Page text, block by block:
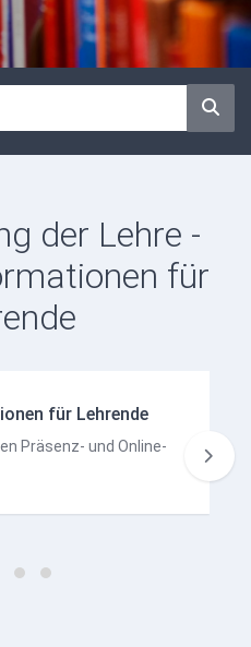
der Lehre -
für
für Lehrende
Präsenz- und Online-